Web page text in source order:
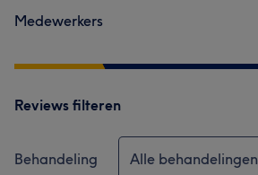
Medewerkers
Reviews filteren
Behandeling Alle behandelingen